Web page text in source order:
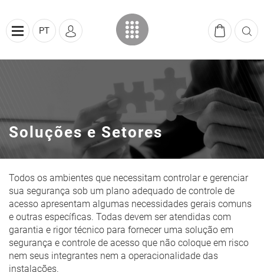
PT
Soluções e Setores
Todos os ambientes que necessitam controlar e gerenciar
sua segurança sob um plano adequado de controle de
acesso apresentam algumas necessidades gerais comuns
e outras específicas. Todas devem ser atendidas com
garantia e rigor técnico para fornecer uma solução em
segurança e controle de acesso que não coloque em risco
nem seus integrantes nem a operacionalidade das
instalações.